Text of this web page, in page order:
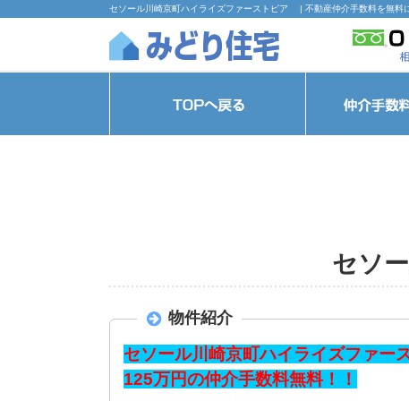
セソール川崎京町ハイライズファーストピア | 不動産仲介手数料を無料
セソ
物件紹介
セソール川崎京町ハイライズファー
125万円の仲介手数料無料！！